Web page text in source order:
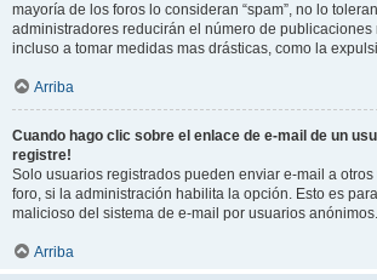
mayoría de los foros lo consideran “spam”, no lo
administradores reducirán el número de
incluso a tomar medidas mas drásticas, como la
Arriba
Cuando hago clic sobre el enlace de e-mail de un
registre!
Solo usuarios registrados pueden enviar e-mail a otros
foro, si la administración habilita la opción. Esto es
malicioso del sistema de e-mail por usuarios anónimos.
Arriba